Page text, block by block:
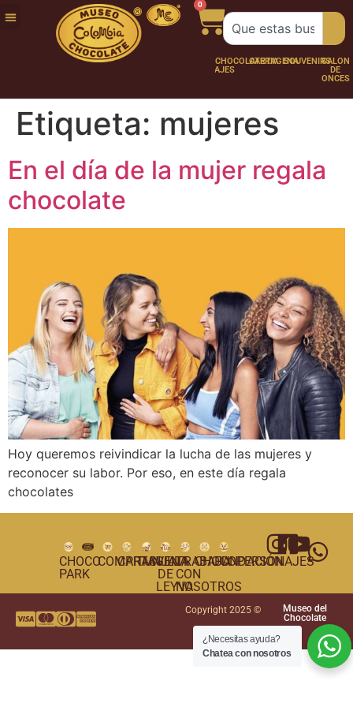
0
FUNDACIÓNNUESTRA
PERSONAJES
CHOCOLATERÍA
CARTAGENASOUVENIRSSALÓN
DE
ONCES
Etiqueta: mujeres
En el día de la mujer regala
chocolate
Hoy queremos reivindicar la lucha de las mujeres y
reconocer su labor. Por eso, en este día regala
chocolates
CHOCO
PARK
COMPRAS
CARTAGENA
TUNJA
VILLA
DE
LEYVA
TRABAJA
CON
NOSOTROS
CHOCOPERSONAJES
FUNDACIÓN
Copyright 2025 ©
Museo del
Chocolate
¿Necesitas ayuda?
Chatea con nosotros